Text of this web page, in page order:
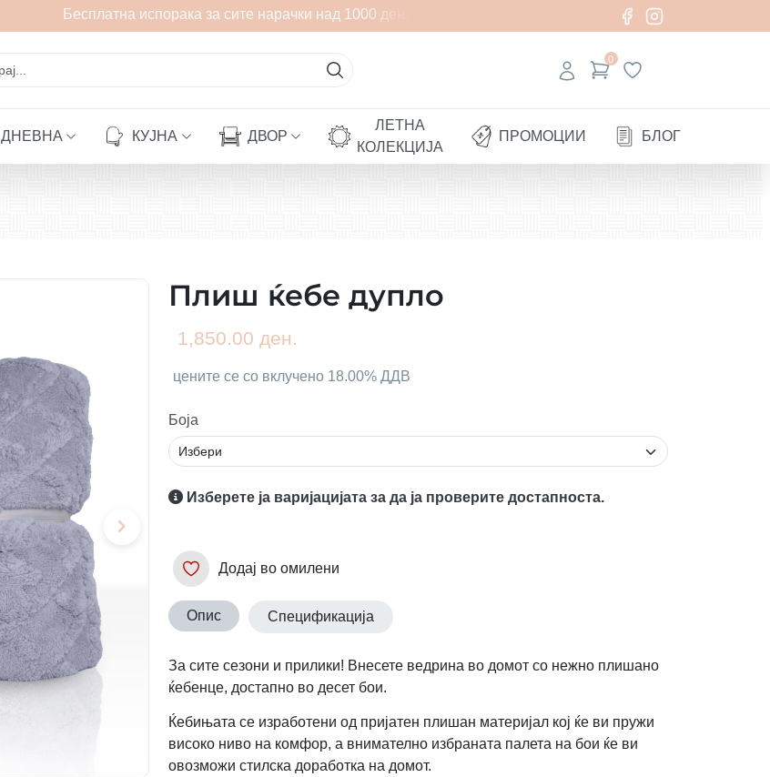
Бесплатна испорака за сите нарачки над 1000 денари
0
ДНЕВНА КУЈНА ДВОР
ЛЕТНА
КОЛЕКЦИЈА
ПРОМОЦИИ БЛОГ
Плиш ќебе дупло
1,850.00 ден.
цените се со вклучено 18.00% ДДВ
Боја
Изберете ја варијацијата за да ја проверите достапноста.
Додај во омилени
Опис Спецификација
За сите сезони и прилики! Внесете ведрина во домот со нежно плишано
ќебенце, достапно во десет бои.
Ќебињата се изработени од пријатен плишан материјал кој ќе ви пружи
високо ниво на комфор, а внимателно избраната палета на бои ќе ви
овозможи стилска доработка на домот.